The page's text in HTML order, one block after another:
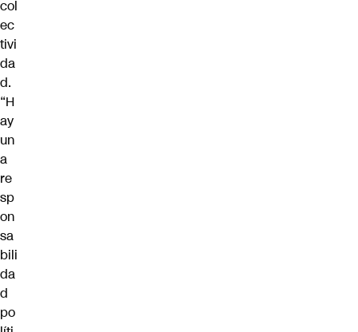
col
ec
tivi
da
d.
“H
ay
un
a
re
sp
on
sa
bili
da
d
po